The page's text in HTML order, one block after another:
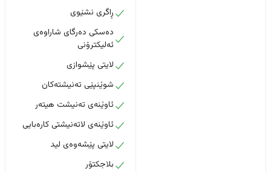
ڕاگری نشێوی
دەسکی دەرگای شاراوەی
ئەلیکترۆنی
لایتی پێشوازی
شوێنپێی تەنیشتەکان
ئاوێنەی تەنیشت هیتەر
ئاوێنەی لاتەنیشتی کارەبایی
لایتی پێشەوەی لید
بلاجکتۆر